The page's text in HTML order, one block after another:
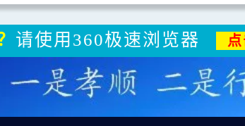
请使用360极速浏览器